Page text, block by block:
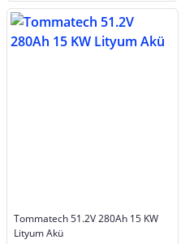
Tommatech 51.2V 280Ah 15 KW
Lityum Akü